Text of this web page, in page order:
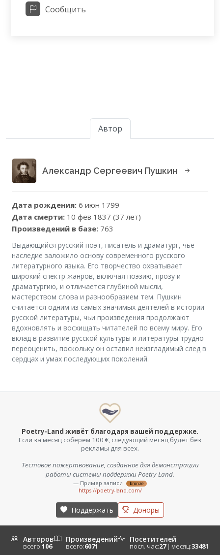
Сообщить
Автор
Александр Сергеевич Пушкин
Дата рождения: 6 июн 1799
Дата смерти: 10 фев 1837 (37 лет)
Произведений в базе: 763
Выдающийся русский поэт, писатель и драматург, чьё
наследие заложило основу современного русского
литературного языка. Его творчество охватывает
широкий спектр жанров, включая поэзию, прозу и
драматургию, и отличается глубиной мысли,
мастерством слова и разнообразием тем. Пушкин
считается одним из самых значимых деятелей в истории
русской литературы, чьи произведения продолжают
вдохновлять и восхищать читателей по всему миру. Его
вклад в развитие русской культуры и литературы трудно
переоценить, поскольку он оставил неизгладимый след в
сердцах и умах последующих поколений.
Poetry-Land живёт благодаря вашей поддержке.
Если за месяц соберём 100 €, следующий месяц будет без
рекламы для всех.
Тестовое пожертвование, созданное для демонстрации
работы системы поддержки Poetry-Land.
— Пример записи bronze
https://poetry-land.com/
Поддержать Доноры
Авторов
всего:106
Произведений
всего:6071
Посетителей
посл. час:27 | месяц:33481